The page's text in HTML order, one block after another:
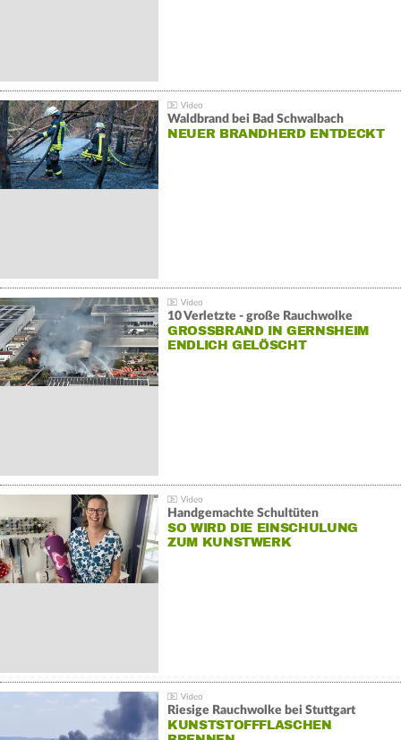
Waldbrand bei Bad Schwalbach
NEUER BRANDHERD ENTDECKT
10 Verletzte - große Rauchwolke
GROSSBRAND IN GERNSHEIM E
NDLICH GELÖSCHT
Handgemachte Schultüten
SO WIRD DIE EINSCHULUNG
ZUM KUNSTWERK
Riesige Rauchwolke bei Stuttgart
KUNSTSTOFFFLASCHEN